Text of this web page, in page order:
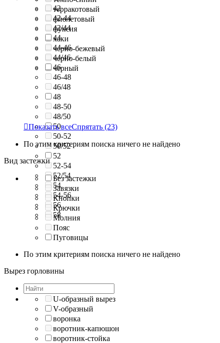
терракотовый
фиолетовый
фуксия
хаки
черно-бежевый
черно-белый
черный
42
42-44
42/44
44
44-46
44/46
46
46-48
46/48
48
48-50
48/50
50
50-52
50/52
52
52-54
52/54
54
54-56
56
58
Показать всеСпрятать (23)
По этим критериям поиска ничего не найдено
Вид застежки
Без застежки
Завязки
Кнопки
Крючки
Молния
Пояс
Пуговицы
По этим критериям поиска ничего не найдено
Вырез горловины
U-образный вырез
V-образный
воронка
воротник-капюшон
воротник-стойка